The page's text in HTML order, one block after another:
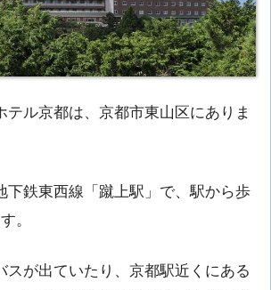
テル京都は、京都市東山区にありま
下鉄東西線「蹴上駅」で、駅から歩
。
スが出ていたり、京都駅近くにある